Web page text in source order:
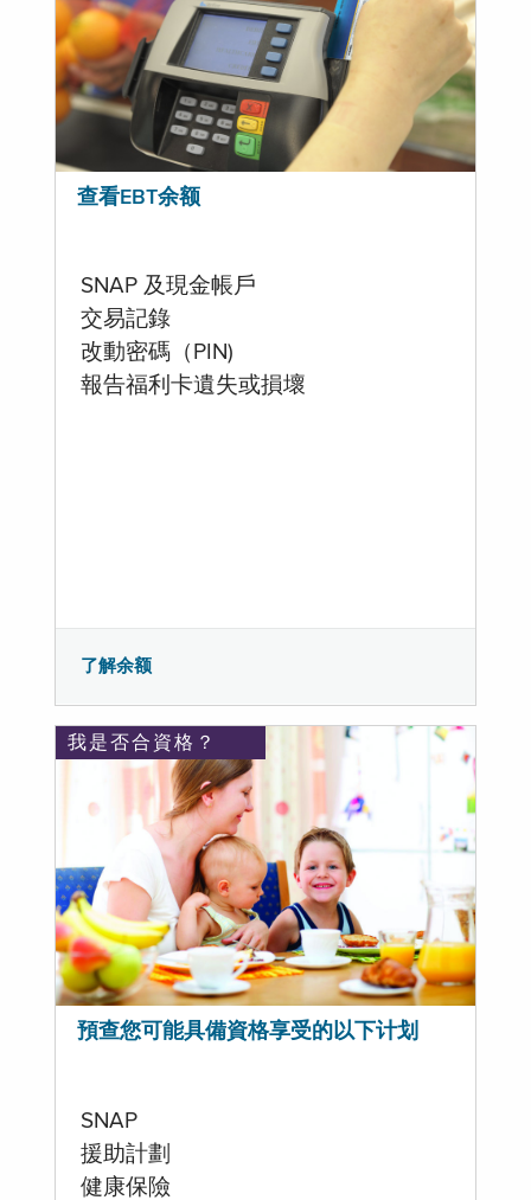
查看EBT余额
SNAP 及現金帳戶
交易記錄
改動密碼（PIN)
報告福利卡遺失或損壞
了解余额
我是否合資格？
預查您可能具備資格享受的以下计划
SNAP
援助計劃
健康保險